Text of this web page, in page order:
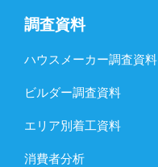
調査資料
ハウスメーカー調査資料
ビルダー調査資料
エリア別着工資料
消費者分析